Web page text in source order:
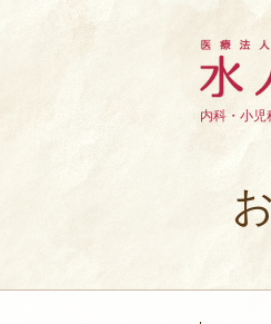
内科・小